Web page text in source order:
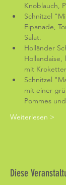
Knoblauch,
Schnitzel
Eipanade,
Salat.
Holländer
mit
Schnitzel
mit einer
Pommes
Weiterlesen >
Diese